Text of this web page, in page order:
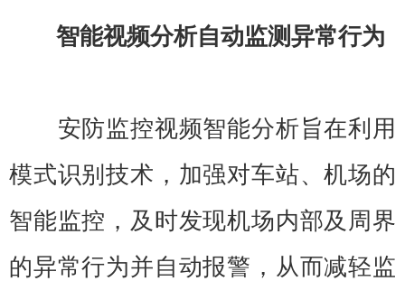
智能视频分析自动监测异常行为
安防监控视频智能分析旨在利用
模式识别技术，加强对车站、机场的
智能监控，及时发现机场内部及周界
的异常行为并自动报警，从而减轻监